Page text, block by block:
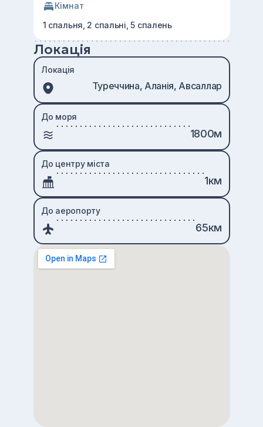
Кімнат
1 спальня, 2 спальні, 5 спалень
Локація
Локація
Туреччина, Аланія, Авсаллар
До моря
1800м
До центру міста
1км
До аеропорту
65км